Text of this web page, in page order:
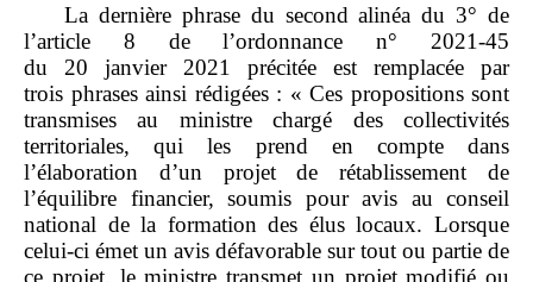
La dernière phrase du second alinéa du 3° de
l’article 8 de l’ordonnance n° 2021‑45
du 20 janvier 2021 précitée est remplacée par
trois phrases ainsi rédigées : « Ces propositions sont
transmises au ministre chargé des collectivités
territoriales, qui les prend en compte dans
l’élaboration d’un projet de rétablissement de
l’équilibre financier, soumis pour avis au conseil
national de la formation des élus locaux. Lorsque
celui‑ci émet un avis défavorable sur tout ou partie de
ce projet, le ministre transmet un projet modifié ou